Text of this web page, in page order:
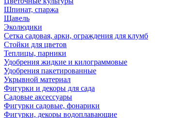
Шпинат, спаржа
Щавель
Эколюдики
Сетка садовая, арки, ограждения для клумб
Стойки для цветов
Теплицы, парники
Удобрения жидкие и килограммовые
Удобрения пакетированные
Укрывной материал
Фигурки и декоры для сада
Садовые аксессуары
Фигурки садовые, фонарики
Фигурки, декоры водоплавающие